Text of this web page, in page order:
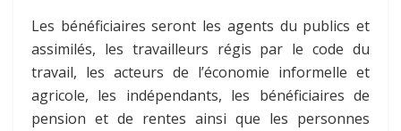
Les bénéficiaires seront les agents du publics et
assimilés, les travailleurs régis par le code du
travail, les acteurs de l’économie informelle et
agricole, les indépendants, les bénéficiaires de
pension et de rentes ainsi que les personnes